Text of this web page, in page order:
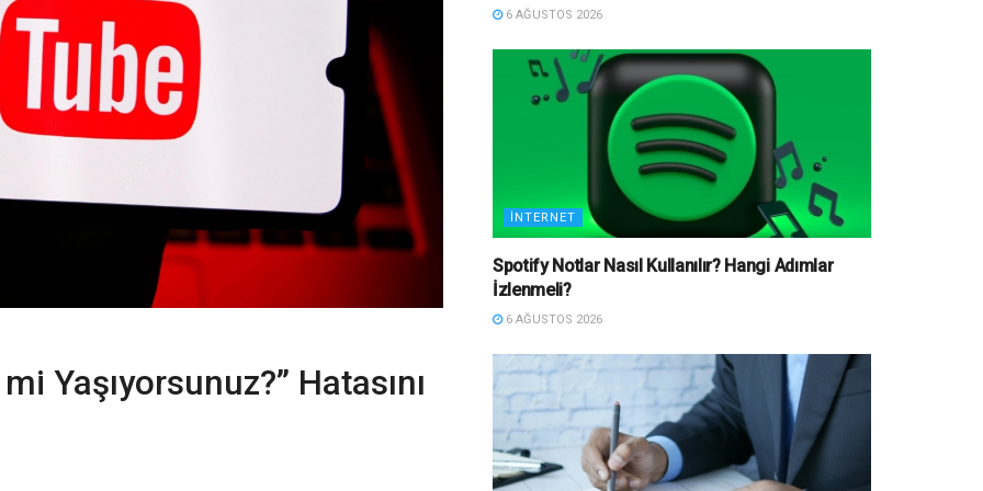
Yaşıyorsunuz?” Hatasını
6 AĞUSTOS 2026
İNTERNET
Spotify Notlar Nasıl Kullanılır? Hangi Adımlar
İzlenmeli?
6 AĞUSTOS 2026